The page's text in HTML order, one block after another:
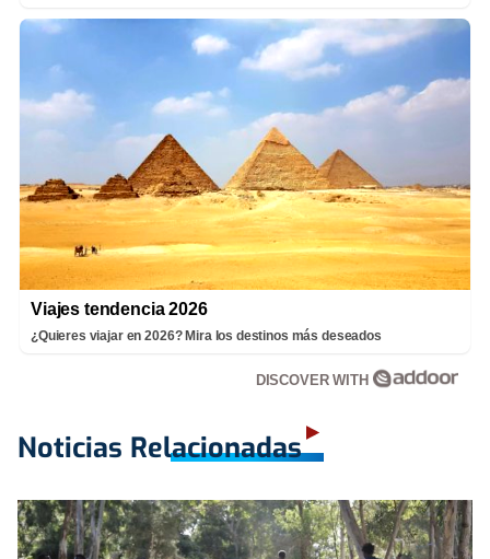
Viajes tendencia 2026
¿Quieres viajar en 2026? Mira los destinos más deseados
DISCOVER WITH
Noticias Relacionadas